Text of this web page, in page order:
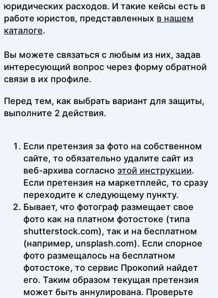
юридических расходов. И такие кейсы есть в
работе юристов, представленных в нашем
каталоге.
Вы можете связаться с любым из них, задав
интересующий вопрос через форму обратной
связи в их профиле.
Перед тем, как выбрать вариант для защиты,
выполните 2 действия.
Если претензия за фото на собственном
сайте, то обязательно удалите сайт из
веб-архива согласно этой инструкции.
Если претензия на маркетплейс, то сразу
переходите к следующему пункту.
Бывает, что фотограф размещает свое
фото как на платном фотостоке (типа
shutterstock.com), так и на бесплатном
(например, unsplash.com). Если спорное
фото размещалось на бесплатном
фотостоке, то сервис Прокопий найдет
его. Таким образом текущая претензия
может быть аннулирована. Проверьте